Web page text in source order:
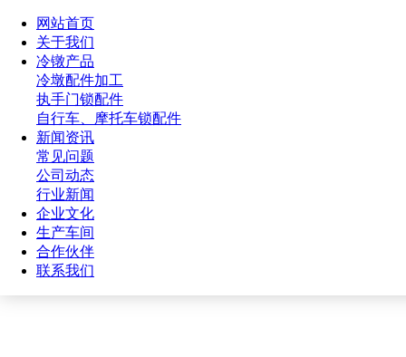
网站首页
关于我们
冷镦产品
冷墩配件加工
执手门锁配件
自行车、摩托车锁配件
新闻资讯
常见问题
公司动态
行业新闻
企业文化
生产车间
合作伙伴
联系我们
当前位置：网站首页